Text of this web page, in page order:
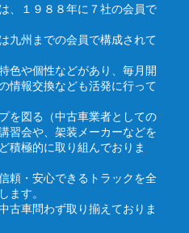
、１９８８年に７社の会員で
九州までの会員で構成されて
色や個性などがあり、毎月開
情報交換なども活発に行って
を図る（中古車業者としての
習会や、架装メーカーなどを
積極的に取り組んでおりま
頼・安心できるトラックを全
ます。
古車問わず取り揃えておりま